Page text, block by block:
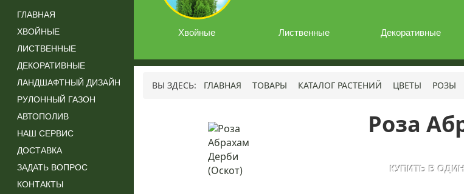
Хвойные Лиственные Декоративные
ГЛАВНАЯ
ХВОЙНЫЕ
ЛИСТВЕННЫЕ
ДЕКОРАТИВНЫЕ
ЛАНДШАФТНЫЙ ДИЗАЙН
РУЛОННЫЙ ГАЗОН
АВТОПОЛИВ
НАШ СЕРВИС
ДОСТАВКА
ЗАДАТЬ ВОПРОС
КОНТАКТЫ
ВЫ ЗДЕСЬ: ГЛАВНАЯ ТОВАРЫ КАТАЛОГ РАСТЕНИЙ ЦВЕТЫ РОЗЫ
Роза